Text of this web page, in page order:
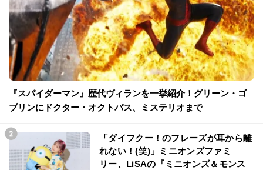
『スパイダーマン』歴代ヴィランを一挙紹介！グリーン・ゴ
ブリンにドクター・オクトパス、ミステリオまで
「ダイフクー！のフレーズが耳から離
れない！(笑)」ミニオンズファミ
リー、LiSAの『ミニオンズ＆モンス